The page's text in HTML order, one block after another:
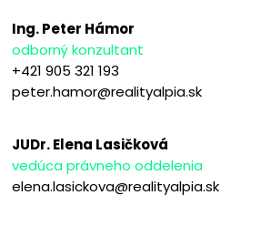
Ing. Peter Hámor
odborný konzultant
+421 905 321 193
peter.hamor@realityalpia.sk
JUDr. Elena Lasičková
vedúca právneho oddelenia
elena.lasickova@realityalpia.sk